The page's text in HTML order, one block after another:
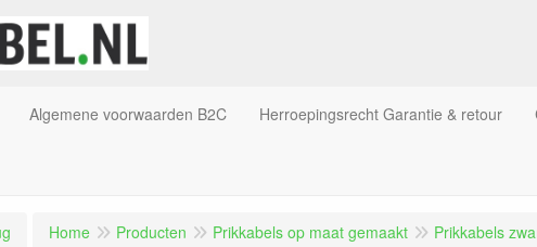
Algemene voorwaarden B2C Herroepingsrecht Garantie & retour
Home Producten Prikkabels op maat gemaakt
Prikkabels